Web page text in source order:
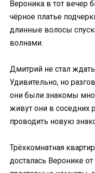
Вероника в тот вечер
чёрное платье
длинные волосы
волнами.
Дмитрий не стал
Удивительно, но
они были знакомы
живут они в соседних
проводить новую
Трёхкомнатная
досталась Веронике